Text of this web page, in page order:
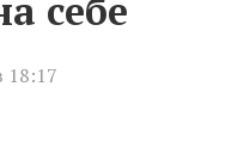
себе
18:17